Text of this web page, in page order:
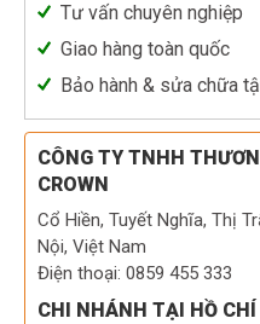
Tư vấn chuyên nghiệp
Giao hàng toàn quốc
Bảo hành & sửa chữa
CÔNG TY TNHH
CROWN
Cổ Hiền, Tuyết Nghĩa, Thị
Nội, Việt Nam
Điện thoại: 0859 455 333
CHI NHÁNH TẠI HỒ CHÍ